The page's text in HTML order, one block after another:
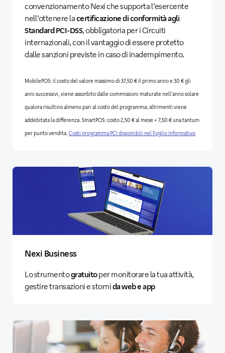
convenzionamento Nexi che supporta l’esercente
nell’ottenere lacertificazione di conformità agli
Standard PCI-DSS, obbligatoria per i Circuiti
internazionali, con il vantaggio di essere protetto
dalle sanzioni previste in caso di inadempimento.
MobilePOS: il costo del valore massimo di 37,50 € il primo anno e 30 € gli
anni successivi, viene assorbito dalle commissioni maturate nell'anno solare
qualora risultino almeno pari al costo del programma; altrimenti viene
addebitata la differenza. SmartPOS: costo 2,50 € al mese + 7,50 € una tantum
per punto vendita. Costi programma PCI disponibili nel Foglio Informativo
Nexi Business
Lo strumentogratuitoper monitorare la tua attività,
gestire transazioni e stornida web e app